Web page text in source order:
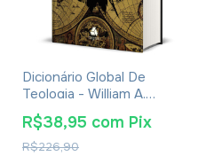
Dicionário Global De
Teologia - William A.
Dyrness
R$226,90
R$38,95 com Pix